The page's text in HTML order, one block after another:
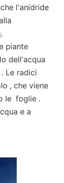
l'anidride
.
piante
dell'acqua
. Le radici
, che viene
le foglie .
e a